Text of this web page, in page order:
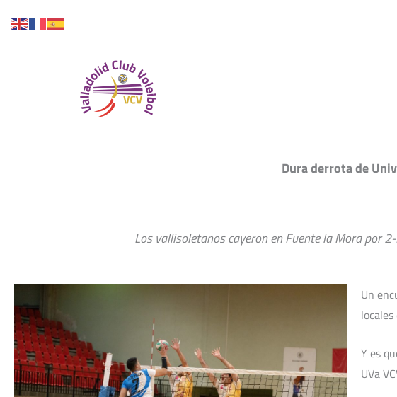
Ir
Dura derrota de
Los vallisoletanos cayeron en Fuente la Mora por
Un
Y es
UVa